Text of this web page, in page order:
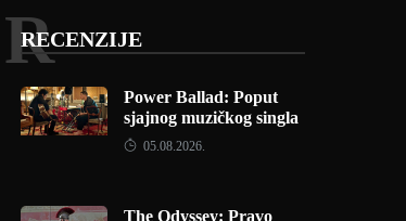
RECENZIJE
R
Power Ballad: Poput
sjajnog muzičkog singla
05.08.2026.
The Odyssey: Pravo